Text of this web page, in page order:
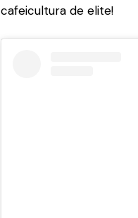
cafeicultura de elite!